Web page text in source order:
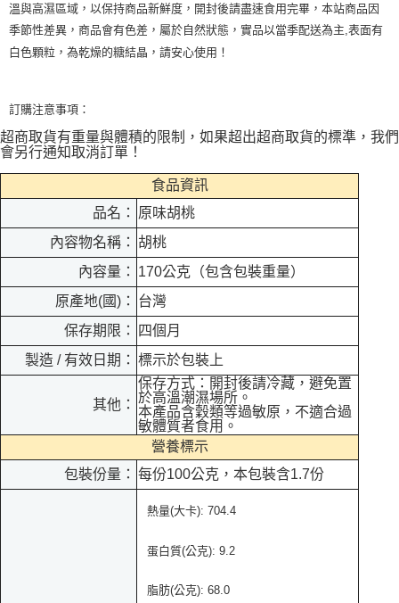
溫與高濕區域，以保持商品新鮮度，開封後請盡速食用完畢，本站商品因
季節性差異，商品會有色差，屬於自然狀態，實品以當季配送為主 表面有
白色顆粒，為乾燥的糖結晶，請安心使用！
訂購注意事項：
超商取貨有重量與體積的限制，如果超出超商取貨的標準，我們
會另行通知取消訂單！
食品資訊
品名：
原味胡桃
內容物名稱：
胡桃
內容量：
170公克（包含包裝重量）
原產地(國)：
台灣
保存期限：
四個月
製造 / 有效日期： 標示於包裝上
其他：
保存方式：開封後請冷藏，避免置
於高溫潮濕場所。
本產品含穀類等過敏原，不適合過
敏體質者食用。
營養標示
包裝份量： 每份100公克，本包裝含1.7份
熱量(大卡): 704.4
蛋白質(公克): 9.2
脂肪(公克): 68.0